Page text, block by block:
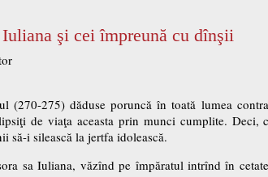
şi cei împreună cu dînşii
(270-275) dăduse poruncă în toată lumea
de viaţa aceasta prin munci cumplite.
să-i silească la jertfa idolească.
sa Iuliana, văzînd pe împăratul intrînd în